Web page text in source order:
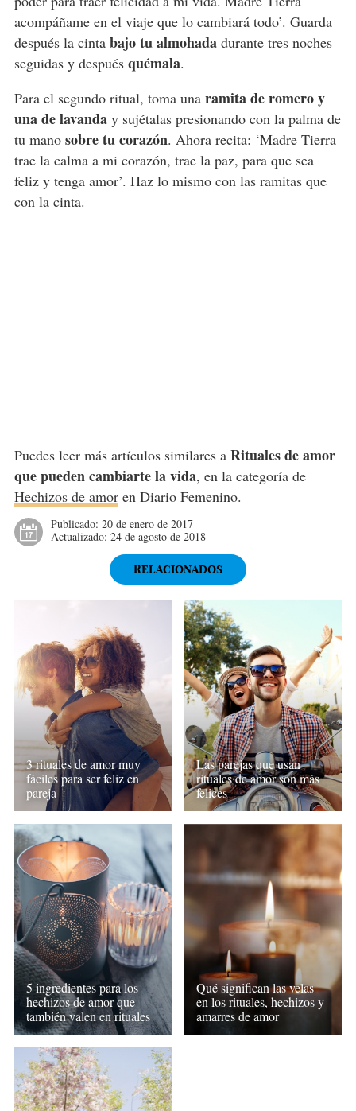
acompáñame en el viaje que lo cambiará todo’. Guarda
después la cinta bajo tu almohadadurante tres noches
seguidas y después quémala.
Para el segundo ritual, toma una ramita de romero y
una de lavanday sujétalas presionando con la palma de
tu mano sobre tu corazón. Ahora recita: ‘Madre Tierra
trae la calma a mi corazón, trae la paz, para que sea
feliz y tenga amor’. Haz lo mismo con las ramitas que
con la cinta.
Puedes leer más artículos similares a Rituales de amor
que pueden cambiarte la vida, en la categoría de
Hechizos de amoren Diario Femenino.
Publicado: 20 de enero de 2017
Actualizado: 24 de agosto de 2018
RELACIONADOS
3 rituales de amor muy
fáciles para ser feliz en
pareja
Las parejas que usan
rituales de amor son más
felices
5 ingredientes para los
hechizos de amor que
también valen en rituales
Qué significan las velas
en los rituales, hechizos y
amarres de amor